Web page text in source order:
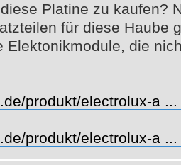
Platine zu kaufen?
für diese Haube
Elektonikmodule, die
produkt/electrolux-a
produkt/electrolux-a